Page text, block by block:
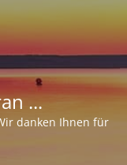
...
danken Ihnen für